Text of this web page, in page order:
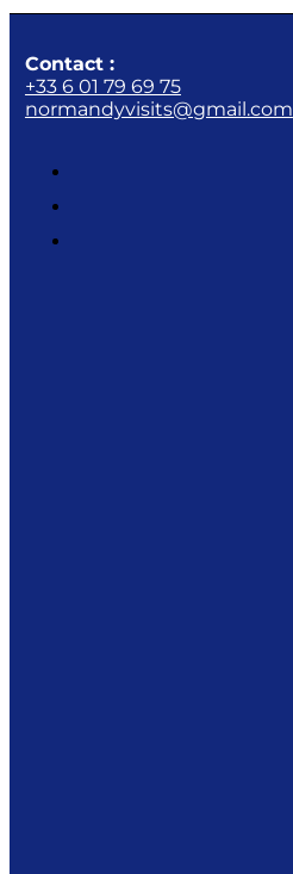
Contact :
+33 6 01 79 69 75
normandyvisits@gmail.com